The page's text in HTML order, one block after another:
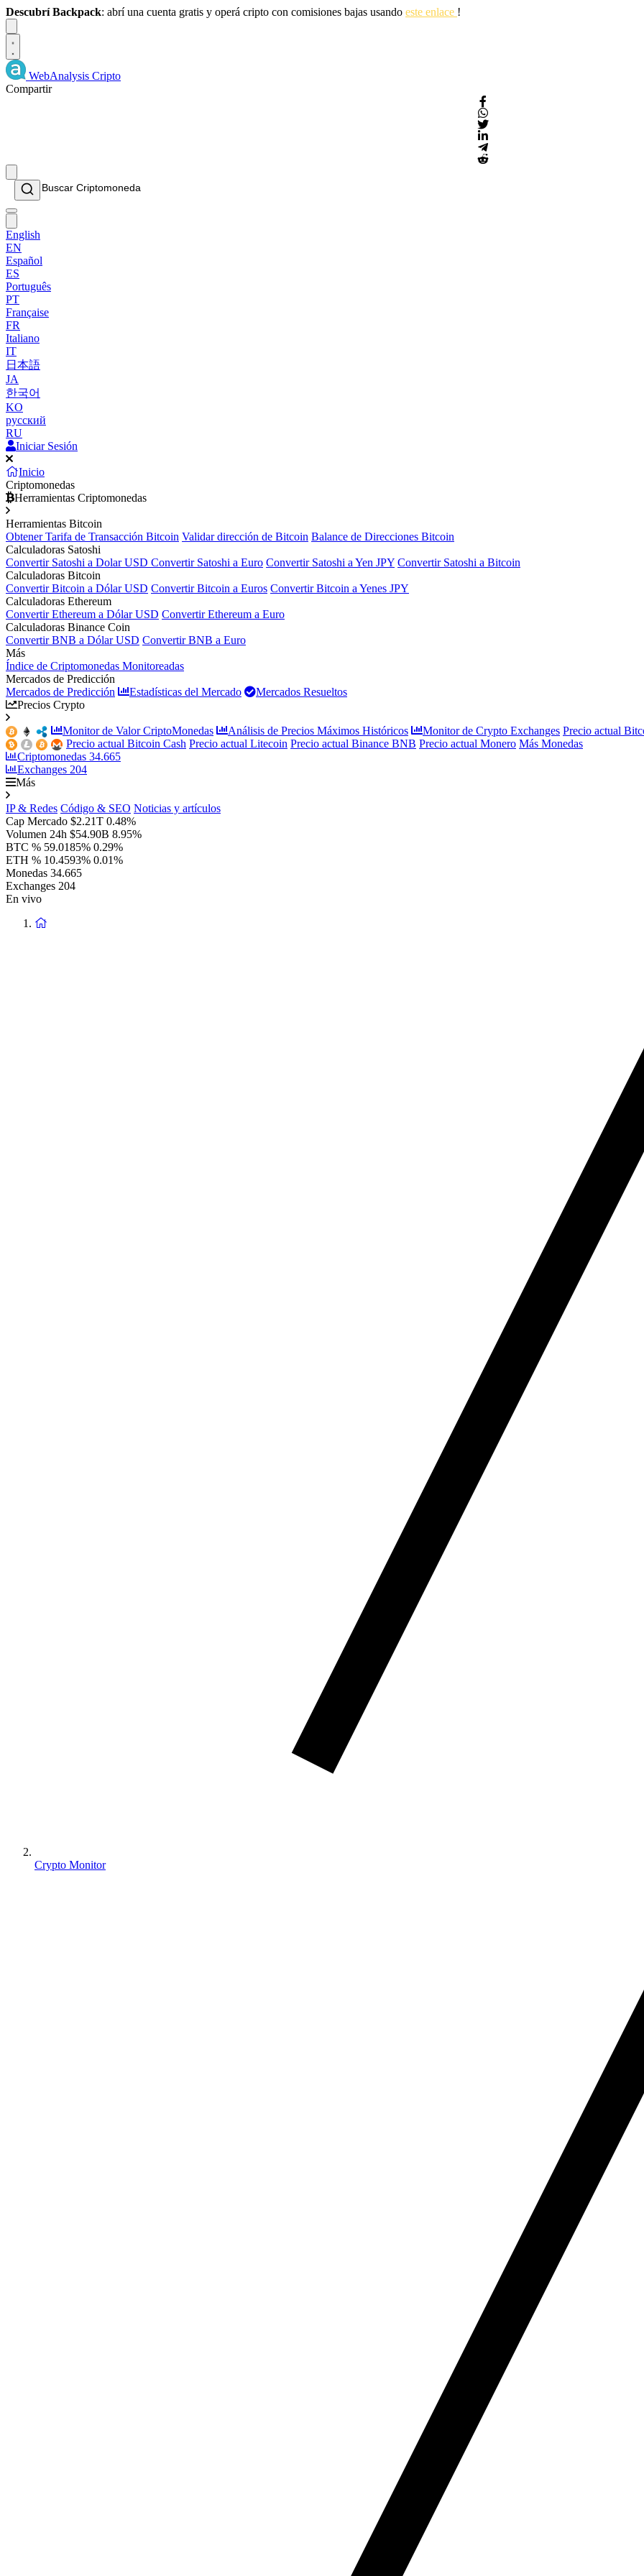
Descubrí Backpack: abrí una cuenta gratis y operá cripto con comisiones bajas usando este enlace !
WebAnalysis Cripto
Compartir
English
EN
Español
ES
Português
PT
Française
FR
Italiano
IT
日本語
JA
한국어
KO
русский
RU
Iniciar Sesión
Inicio
Criptomonedas
Herramientas Criptomonedas
Herramientas Bitcoin
Obtener Tarifa de Transacción Bitcoin Validar dirección de Bitcoin Balance de Direcciones Bitcoin
Calculadoras Satoshi
Convertir Satoshi a Dolar USD Convertir Satoshi a Euro Convertir Satoshi a Yen JPY Convertir Satoshi a Bitcoin
Calculadoras Bitcoin
Convertir Bitcoin a Dólar USD Convertir Bitcoin a Euros Convertir Bitcoin a Yenes JPY
Calculadoras Ethereum
Convertir Ethereum a Dólar USD Convertir Ethereum a Euro
Calculadoras Binance Coin
Convertir BNB a Dólar USD Convertir BNB a Euro
Más
Índice de Criptomonedas Monitoreadas
Mercados de Predicción
Mercados de Predicción
Estadísticas del Mercado
Mercados Resueltos
Precios Crypto
Monitor de Valor CriptoMonedas Análisis de Precios Máximos Históricos Monitor de Crypto Exchanges Precio actual
Precio actual Bitcoin Cash Precio actual Litecoin Precio actual Binance BNB Precio actual Monero Más Monedas
Criptomonedas 34.665
Exchanges 204
Más
IP & Redes Código & SEO Noticias y artículos
Cap Mercado $2.21T 0.48%
Volumen 24h $54.90B 8.95%
BTC % 59.0185% 0.29%
ETH % 10.4593% 0.01%
Monedas 34.665
Exchanges 204
En vivo
Crypto Monitor